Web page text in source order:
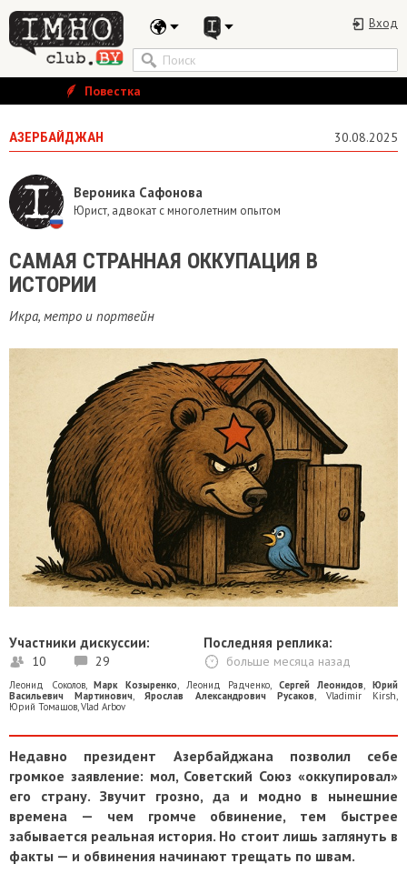
Вход
Повестка
АЗЕРБАЙДЖАН 30.08.2025
Вероника Сафонова
Юрист, адвокат с многолетним опытом
САМАЯ СТРАННАЯ ОККУПАЦИЯ В
ИСТОРИИ
Икра, метро и портвейн
Участники дискуссии:
10 29
Последняя реплика:
больше месяца назад
Леонид Соколов,Марк Козыренко Леонид Радченко Сергей Леонидов
Юрий
Васильевич Мартинович ,Ярослав Александрович Русаков Vladimir Kirsh
Юрий Томашов Vlad Arbov
Недавно президент Азербайджана позволил себе
громкое заявление: мол, Советский Союз «оккупировал»
его страну. Звучит грозно, да и модно в нынешние
времена — чем громче обвинение, тем быстрее
забывается реальная история. Но стоит лишь заглянуть в
факты — и обвинения начинают трещать по швам.